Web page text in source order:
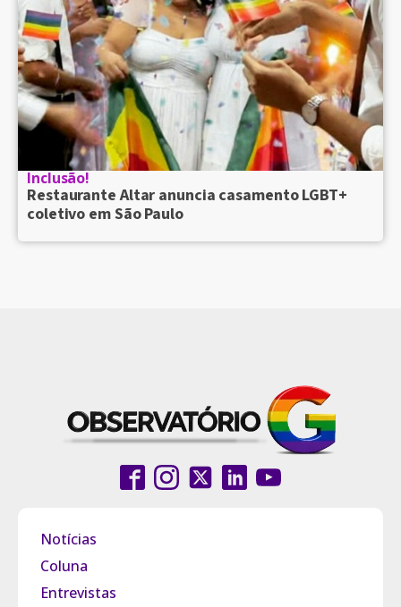
Inclusão!
Restaurante Altar anuncia casamento LGBT+
coletivo em São Paulo
Notícias
Coluna
Entrevistas